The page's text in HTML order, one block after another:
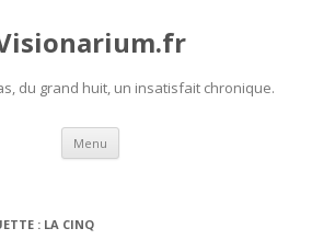
du grand huit, un insatisfait chronique.
Menu Aller
contenu
: LA CINQ